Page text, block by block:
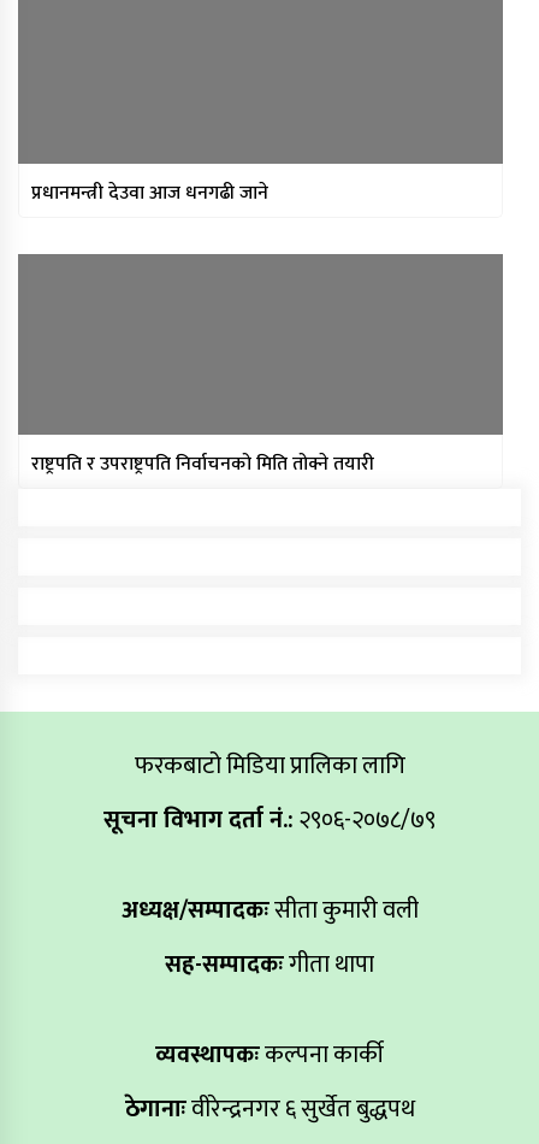
प्रधानमन्त्री देउवा आज धनगढी जाने
राष्ट्रपति र उपराष्ट्रपति निर्वाचनको मिति तोक्ने तयारी
फरकबाटो मिडिया प्रालिका लागि
सूचना विभाग दर्ता नं.:२९०६-२०७८/७९
अध्यक्ष/सम्पादकःसीता कुमारी वली
सह-सम्पादकःगीता थापा
व्यवस्थापकःकल्पना कार्की
ठेगानाःवीरेन्द्रनगर ६ सुर्खेत बुद्धपथ